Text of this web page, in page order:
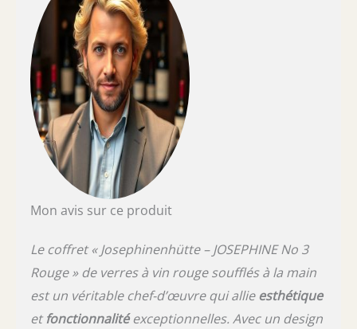
Mon avis sur ce produit
Le coffret « Josephinenhütte – JOSEPHINE No 3
Rouge » de verres à vin rouge soufflés à la main
est un véritable chef-d’œuvre qui allie esthétique
etfonctionnalitéexceptionnelles. Avec un design